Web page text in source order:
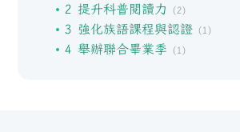
2 提升科普閱讀力 (2)
3 強化族語課程與認證(1)
4 舉辦聯合畢業季 (1)